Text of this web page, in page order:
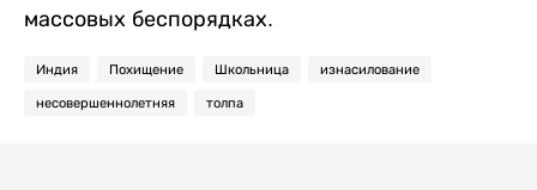
массовых беспорядках.
Индия Похищение Школьница изнасилование
несовершеннолетняя толпа